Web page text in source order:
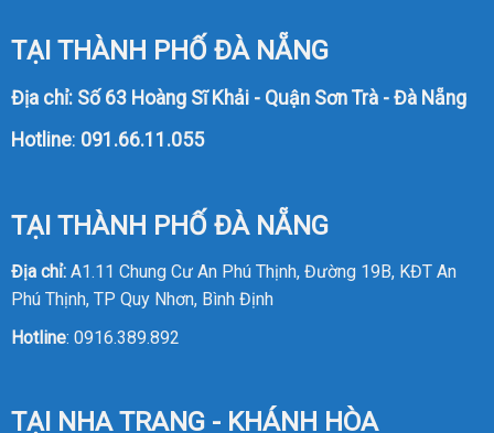
TẠI THÀNH PHỐ ĐÀ NẴNG
Địa chỉ: Số 63 Hoàng Sĩ Khải - Quận Sơn Trà - Đà Nẵng
Hotline: 091.66.11.055
TẠI THÀNH PHỐ ĐÀ NẴNG
Địa chỉ:A1.11 Chung Cư An Phú Thịnh, Đường 19B, KĐT An
Phú Thịnh, TP Quy Nhơn, Bình Định
Hotline: 0916.389.892
TẠI NHA TRANG - KHÁNH HÒA